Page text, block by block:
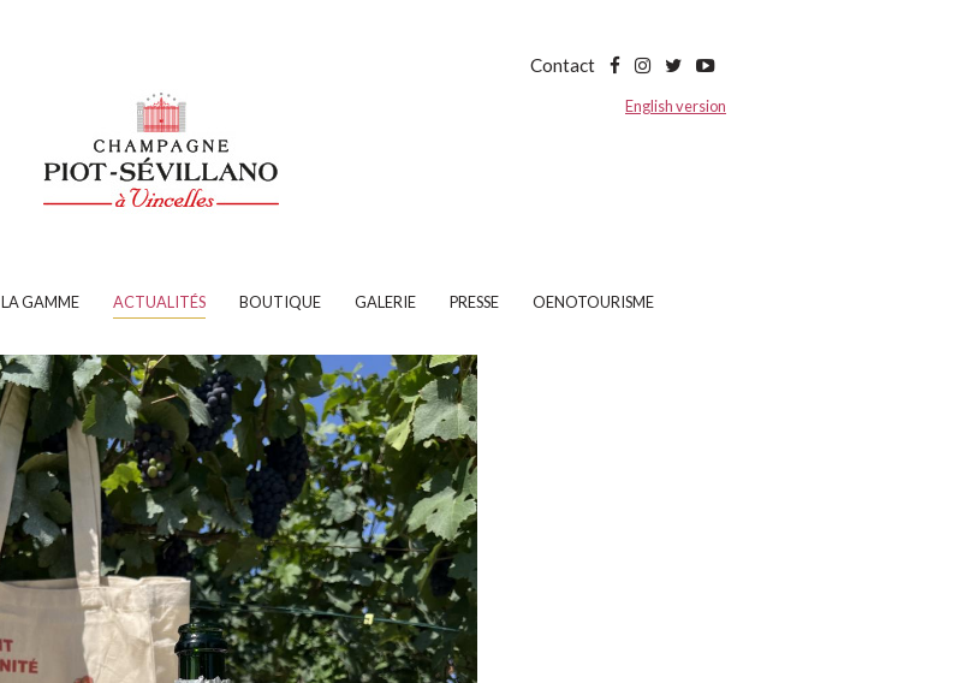
Contact
English version
LA GAMME ACTUALITÉS BOUTIQUE GALERIE PRESSE OENOTOURISME